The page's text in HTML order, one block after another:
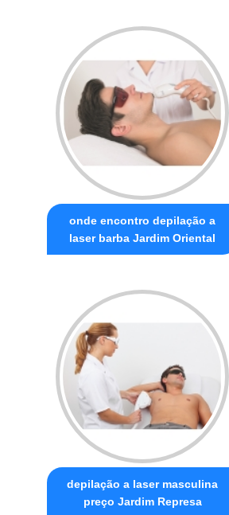
onde encontro depilação a
laser barba Jardim Oriental
depilação a laser masculina
preço Jardim Represa